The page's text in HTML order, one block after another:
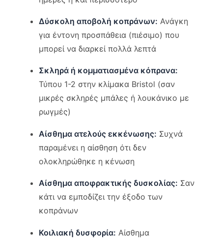
Δύσκολη αποβολή κοπράνων: Ανάγκη
για έντονη προσπάθεια (πιέσιμο) που
μπορεί να διαρκεί πολλά λεπτά
Σκληρά ή κομματιασμένα κόπρανα:
Τύπου 1-2 στην κλίμακα Bristol (σαν
μικρές σκληρές μπάλες ή λουκάνικο με
ρωγμές)
Αίσθημα ατελούς εκκένωσης: Συχνά
παραμένει η αίσθηση ότι δεν
ολοκληρώθηκε η κένωση
Αίσθημα αποφρακτικής δυσκολίας: Σαν
κάτι να εμποδίζει την έξοδο των
κοπράνων
Κοιλιακή δυσφορία: Αίσθημα